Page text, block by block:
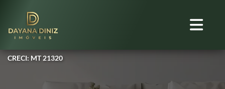
CRECI: MT 21320